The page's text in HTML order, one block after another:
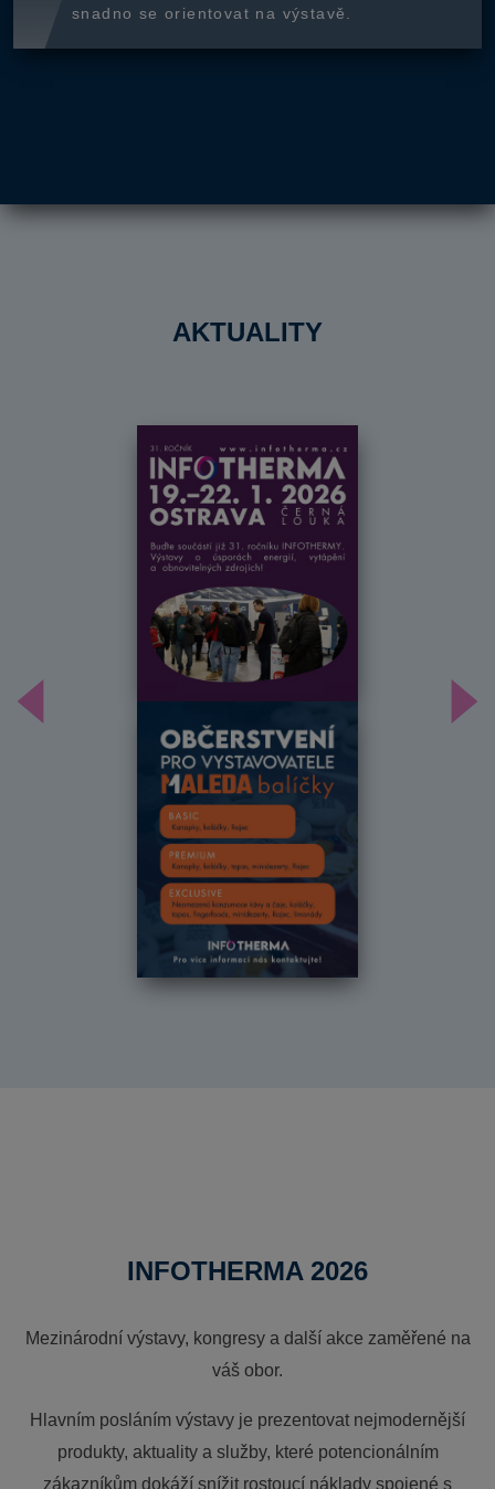
snadno se orientovat na výstavě.
AKTUALITY
Předchozí
INFOTHERMA 2026
Mezinárodní výstavy, kongresy a další akce zaměřené na
váš obor.
Hlavním posláním výstavy je prezentovat nejmodernější
produkty, aktuality a služby, které potencionálním
zákazníkům dokáží snížit rostoucí náklady spojené s